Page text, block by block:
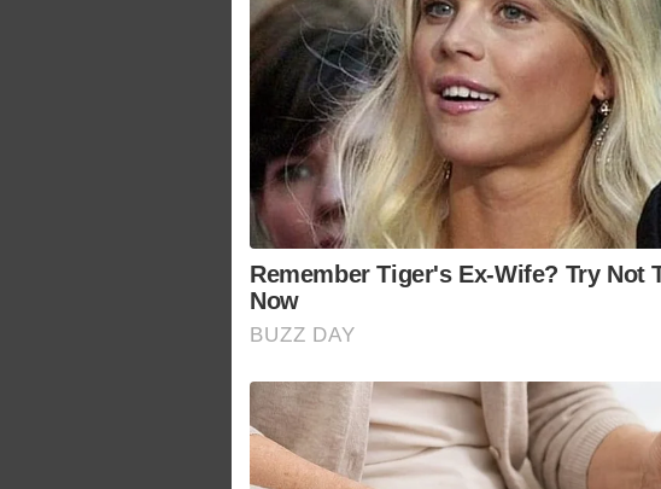
Remember Tiger's Ex-Wife? Try Not
Now
BUZZ DAY